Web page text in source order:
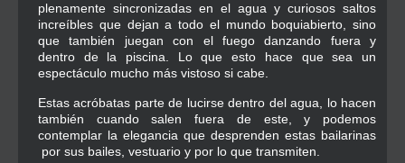
plenamente sincronizadas en el agua y curiosos saltos
increíbles que dejan a todo el mundo boquiabierto, sino
que también juegan con el fuego danzando fuera y
dentro de la piscina. Lo que esto hace que sea un
espectáculo mucho más vistoso si cabe.
Estas acróbatas parte de lucirse dentro del agua, lo hacen
también cuando salen fuera de este, y podemos
contemplar la elegancia que desprenden estas bailarinas
por sus bailes, vestuario y por lo que transmiten.